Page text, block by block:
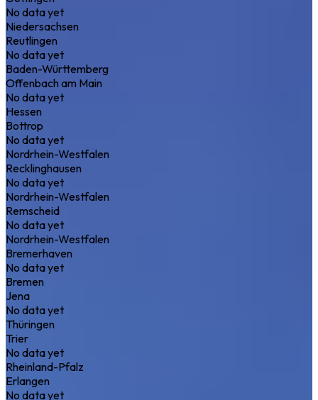
No data yet
Niedersachsen
Reutlingen
No data yet
Baden-Württemberg
Offenbach am Main
No data yet
Hessen
Bottrop
No data yet
Nordrhein-Westfalen
Recklinghausen
No data yet
Nordrhein-Westfalen
Remscheid
No data yet
Nordrhein-Westfalen
Bremerhaven
No data yet
Bremen
Jena
No data yet
Thüringen
Trier
No data yet
Rheinland-Pfalz
Erlangen
No data yet